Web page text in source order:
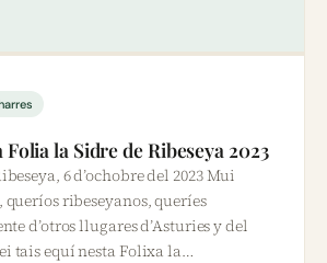
la Sidre de Ribeseya 2023
6 d’ochobre del 2023 Mui
queríos ribeseyanos, queríes
d’otros llugares d’Asturies y del
tais equí nesta Folixa la…